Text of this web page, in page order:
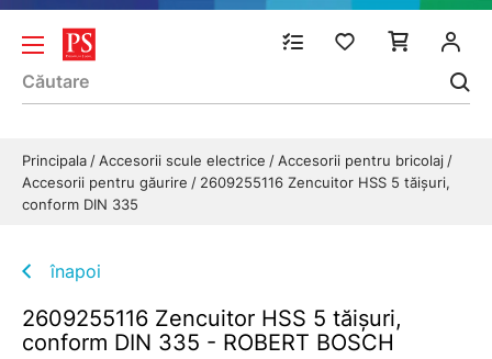
Principala Accesorii scule electrice
Accesorii pentru bricolaj
Accesorii pentru găurire
2609255116 Zencuitor HSS 5 tăişuri,
conform DIN 335
înapoi
2609255116 Zencuitor HSS 5 tăişuri,
conform DIN 335 - ROBERT BOSCH